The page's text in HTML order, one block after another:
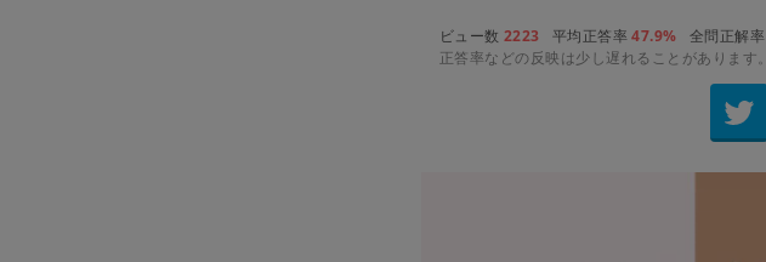
ビュー数 2223 平均正答率47.9% 全問正解率
正答率などの反映は少し遅れることがあります。